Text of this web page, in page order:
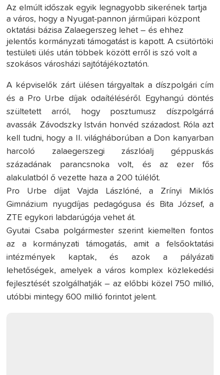
Az elmúlt időszak egyik legnagyobb sikerének tartja
a város, hogy a Nyugat-pannon járműipari központ
oktatási bázisa Zalaegerszeg lehet – és ehhez
jelentős kormányzati támogatást is kapott. A csütörtöki
testületi ülés után többek között erről is szó volt a
szokásos városházi sajtótájékoztatón.
A képviselők zárt ülésen tárgyaltak a díszpolgári cím
és a Pro Urbe díjak odaítéléséről. Egyhangú döntés
szültetett arról, hogy posztumusz díszpolgárrá
avassák Závodszky István honvéd századost. Róla azt
kell tudni, hogy a II. világháborúban a Don kanyarban
harcoló zalaegerszegi zászlóalj géppuskás
századának parancsnoka volt, és az ezer fős
alakulatból ő vezette haza a 200 túlélőt.
Pro Urbe díjat Vajda Lászlóné, a Zrínyi Miklós
Gimnázium nyugdíjas pedagógusa és Bita József, a
ZTE egykori labdarúgója vehet át.
Gyutai Csaba polgármester szerint kiemelten fontos
az a kormányzati támogatás, amit a felsőoktatási
intézmények kaptak, és azok a pályázati
lehetőségek, amelyek a város komplex közlekedési
fejlesztését szolgálhatják – az előbbi közel 750 millió,
utóbbi mintegy 600 millió forintot jelent.